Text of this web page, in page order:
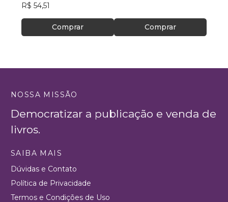
R$ 54,51
Comprar Comprar
NOSSA MISSÃO
Democratizar a publicação e venda de
livros.
SAIBA MAIS
Dúvidas e Contato
Política de Privacidade
Termos e Condições de Uso